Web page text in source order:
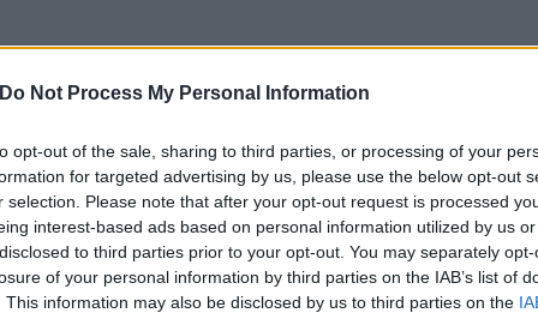
Do Not Process My Personal Information
opt-out of the sale, sharing to third parties, or processing of your
for targeted advertising by us, please use the below opt-out
selection. Please note that after your opt-out request is processed
interest-based ads based on personal information utilized by us
to third parties prior to your opt-out. You may separately
of your personal information by third parties on the IAB’s list of
This information may also be disclosed by us to third parties on the
πρόσημο» τονίζοντας πως η Ελλάδα
κεφάλαιο για την Ελλάδα».
των οικονομοτεχνικών παραμέτρων
δύσκολο εγχείρημα.